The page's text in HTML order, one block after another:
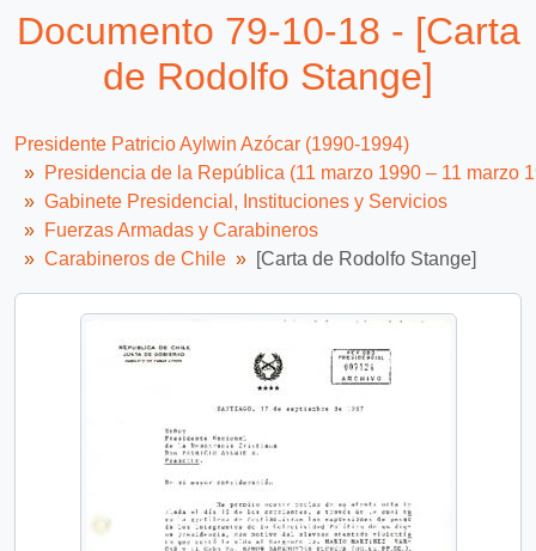
93-9055 - [Invitación de Carabineros de Chile a ceremonia del Sexagésimo Aniversario de dicha institución]
15 más...
Documento 79-10-18 - [Carta
de Rodolfo Stange]
Presidente Patricio Aylwin Azócar (1990-1994)
Presidencia de la República (11 marzo 1990 – 11 marzo
Gabinete Presidencial, Instituciones y Servicios
Fuerzas Armadas y Carabineros
Carabineros de Chile
[Carta de Rodolfo Stange]